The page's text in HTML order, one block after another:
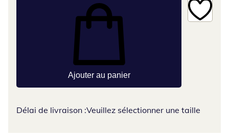
Ajouter au panier
Délai de livraison :Veuillez sélectionner une taille